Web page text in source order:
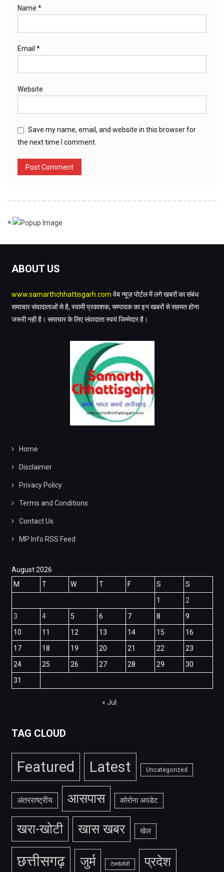
Name *
Email *
Website
Save my name, email, and website in this browser for
the next time I comment.
×
ABOUT US
www.samarthchhattisgarh.com वेब न्यूज़ पोर्टल में लगे खबरों का संबंध
समाचार संवादाताओं से है, स्वामी प्रकाशक, सम्पादक का इन खबरों से सहमत होना
जरूरी नही है। समाचार के लिए संवादाता स्वयं जिम्मेदार है।
Home
Disclaimer
Privacy Policy
Terms and Conditions
Contact Us
MP Info RSS Feed
August 2026
M
T W T F S
S
1
2
3
4 5 6 7 8
9
10
11 12 13 14 15
16
17
18 19 20 21 22
23
24
25 26 27 28 29
30
31
« Jul
TAG CLOUD
Featured Latest Uncategorized
अंतरराष्ट्रीय आसपास कोरोना अपडेट
खरा-खोटी खास खबर खेल
छत्तीसगढ़ जुर्म टेक्नोलॉजी प्रदेश